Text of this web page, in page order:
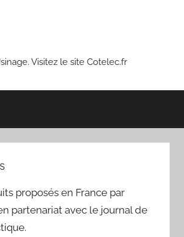
Visitez le site Cotelec.fr
proposés en France par
partenariat avec le journal de